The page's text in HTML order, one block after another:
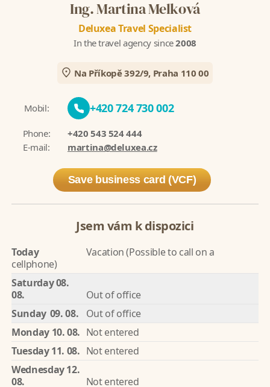
Ing. Martina Melková
Deluxea Travel Specialist
In the travel agency since2008
Na Příkopě 392/9, Praha 110 00
Mobil: +420 724 730 002
Phone:
+420 543 524 444
E-mail:
martina@deluxea.cz
Save business card (VCF)
Jsem vám k dispozici
Today
Vacation (Possible to call on a
cellphone)
Saturday08.
08.
Out of office
Sunday 09. 08.
Out of office
Monday10. 08. Not entered
Tuesday11. 08. Not entered
Wednesday12.
08.
Not entered